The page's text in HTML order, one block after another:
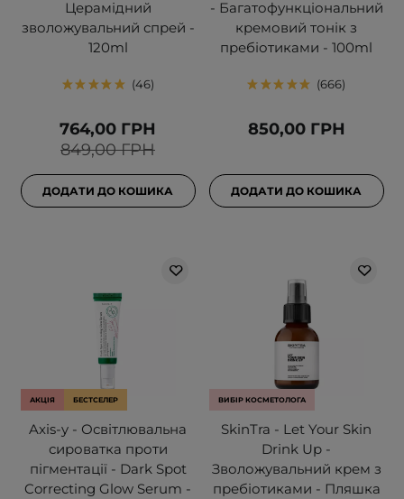
Церамідний
зволожувальний спрей -
120ml
46
849,00 ГРН
764,00 ГРН
ДОДАТИ ДО КОШИКА
- Багатофункціональний
кремовий тонік з
пребіотиками - 100ml
666
850,00 ГРН
ДОДАТИ ДО КОШИКА
АКЦІЯ БЕСТСЕЛЕР
Axis-y - Освітлювальна
сироватка проти
пігментації - Dark Spot
Correcting Glow Serum -
ВИБІР КОСМЕТОЛОГА
SkinTra - Let Your Skin
Drink Up -
Зволожувальний крем з
пребіотиками - Пляшка